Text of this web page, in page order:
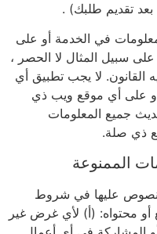
تقديم طلبك) .
في الخدمة أو على
سبيل المثال لا الحصر ،
القانون. لا يجب تطبيق أي
على أي موقع ويب ذي
جميع المعلومات
ذي صلة.
الممنوعة
عليها في شروط
أو محتواه: (أ) لأي غرض غير